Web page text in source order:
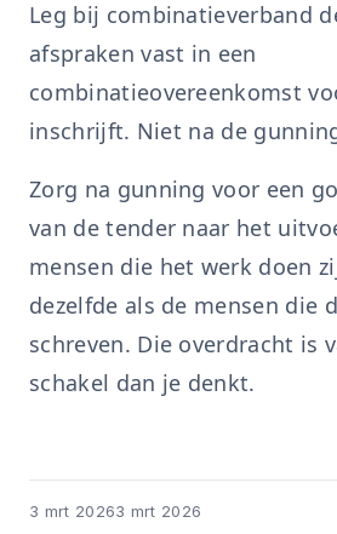
Leg bij combinatieverband
afspraken vast in een
combinatieovereenkomst
inschrijft. Niet na de
Zorg na gunning voor een
van de tender naar het
mensen die het werk doen
dezelfde als de mensen die
schreven. Die overdracht is
schakel dan je denkt.
3 mrt 20263 mrt 2026